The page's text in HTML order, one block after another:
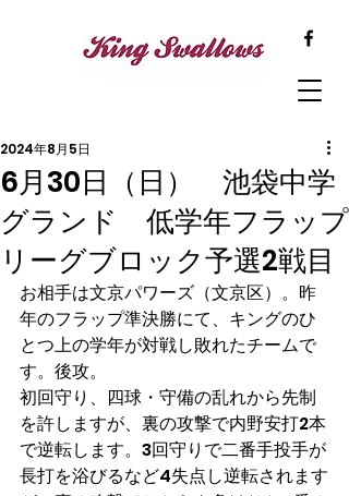
6月30日（日） 池袋中学
グランド 低学年フラップ
リーグブロック予選2戦目
2024年8月5日
お相手は文京パワーズ（文京区）。昨
年のフラップ準決勝にて、キングのひ
とつ上の学年が対戦し敗れたチームで
す。後攻。
初回守り、四球・守備の乱れから先制
を許しますが、裏の攻撃で内野安打2本
で逆転します。3回守りで二番手投手が
長打を浴びるなど4失点し逆転されます